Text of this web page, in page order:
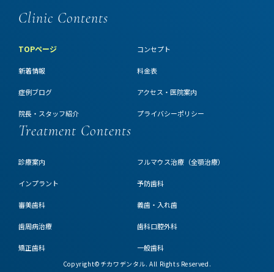
・歯ぎしり・食いしばりなどの癖や噛み合わせによっては、補綴物が破損す
とがあります。
・内容によっては自費（保険適用外）となり、保険診療よりも高額になりま
す。詳細は歯科医師にご確認ください。
・使用直後は、口腔内になじむまで時間がかかることがあります。
・事前に根管治療（神経の処置）や土台（コア）の処置が必要となることが
・入れ歯を装着していない時間が長いと、残存歯の傾きや損失、歯槽骨（歯
・咬合が変化したり、固定源である残存歯が削れたり抜けたりした場合は、
・金属を使用する入れ歯では、金属アレルギーを発症することがあります。
・使用方法などにより、破損することがあります。
Clinic Contents
TOPページ
新着情報
症例ブログ
院長・スタッフ紹介
コンセプト
料金表
アクセス・医院案内
プライバシーポリシー
Treatment Contents
診療案内
インプラント
審美歯科
歯周病治療
矯正歯科
フルマウス治療（全顎治療）
予防歯科
義歯・入れ歯
歯科口腔外科
一般歯科
Copyright©チカワデンタル. All Rights Reserved.